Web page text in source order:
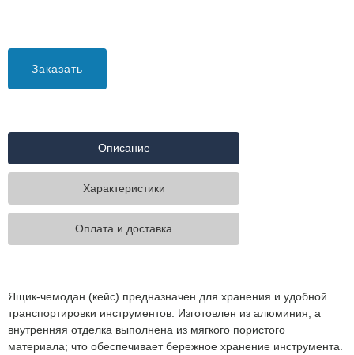
Заказать
Описание
Характеристики
Оплата и доставка
Ящик-чемодан (кейс) предназначен для хранения и удобной
транспортировки инструментов. Изготовлен из алюминия; а
внутренняя отделка выполнена из мягкого пористого
материала; что обеспечивает бережное хранение инструмента.